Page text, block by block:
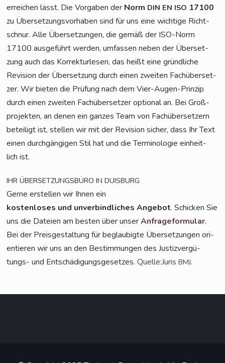
errei­chen lässt. Die Vor­ga­ben der Norm DIN EN ISO 17100
zu Über­set­zungs­vor­ha­ben sind für uns eine wich­ti­ge Richt­
schnur. Alle Über­set­zun­gen, die gemäß der ISO-Norm
17100 aus­ge­führt wer­den, umfas­sen neben der Über­set­
zung auch das Kor­rek­tur­le­sen, das heißt eine gründ­li­che
Revi­si­on der Über­set­zung durch einen zwei­ten Fach­über­set­
zer. Wir bie­ten die Prü­fung nach dem Vier-Augen-Prin­zip
durch einen zwei­ten Fach­über­set­zer optio­nal an. Bei Groß­
pro­jek­ten, an denen ein gan­zes Team von Fach­über­set­zern
betei­ligt ist, stel­len wir mit der Revi­si­on sicher, dass Ihr Text
einen durch­gän­gi­gen Stil hat und die Ter­mi­no­lo­gie ein­heit­
lich ist.
IHR ÜBERSETZUNGSBÜRO IN DUISBURG
Ger­ne erstel­len wir Ihnen ein
kos­ten­lo­ses und unver­bind­li­ches Ange­bot. Schi­cken Sie
uns die Datei­en am bes­ten über unserAnfra­ge­for­mu­lar.
Bei der Preis­ge­stal­tung für beglau­big­te Über­set­zun­gen ori­
en­tie­ren wir uns an den Bestim­mun­gen des Jus­tiz­ver­gü­
tungs- und Ent­schä­di­gungs­ge­set­zes.Quelle:JurisBMJ.